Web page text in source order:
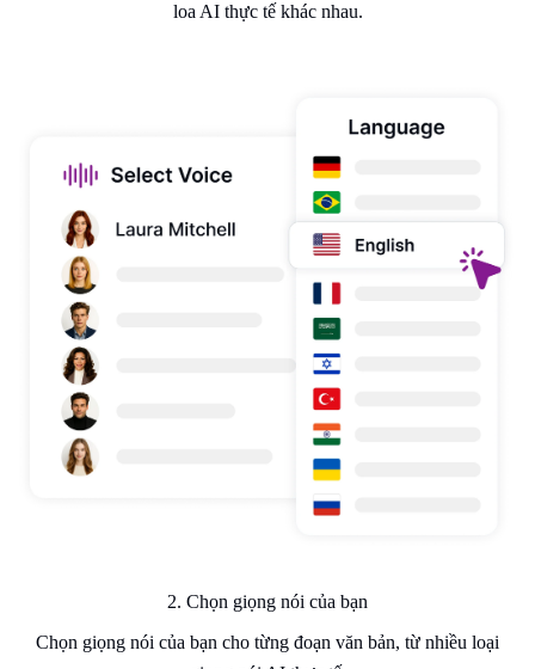
loa AI thực tế khác nhau.
2. Chọn giọng nói của bạn
Chọn giọng nói của bạn cho từng đoạn văn bản, từ nhiều loại